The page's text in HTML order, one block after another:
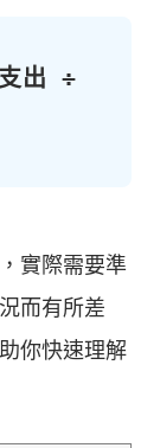
出 ÷
實際需要準
而有所差
你快速理解